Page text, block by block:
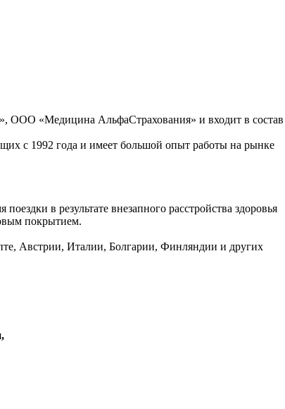
«Медицина АльфаСтрахования» и входит в состав
с 1992 года и имеет большой опыт работы на рынке
в результате внезапного расстройства здоровья
покрытием.
Австрии, Италии, Болгарии, Финляндии и других